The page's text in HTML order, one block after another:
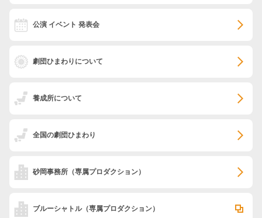
公演 イベント 発表会
劇団ひまわりについて
養成所について
全国の劇団ひまわり
砂岡事務所 （専属プロダクション）
ブルーシャトル（専属プロダクション）